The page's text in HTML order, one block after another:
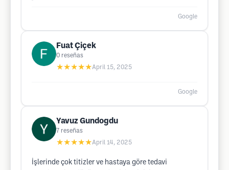
Google
Fuat Çiçek
0 reseñas
★★★★★April 15, 2025
Google
Yavuz Gundogdu
7 reseñas
★★★★★April 14, 2025
İşlerinde çok titizler ve hastaya göre tedavi